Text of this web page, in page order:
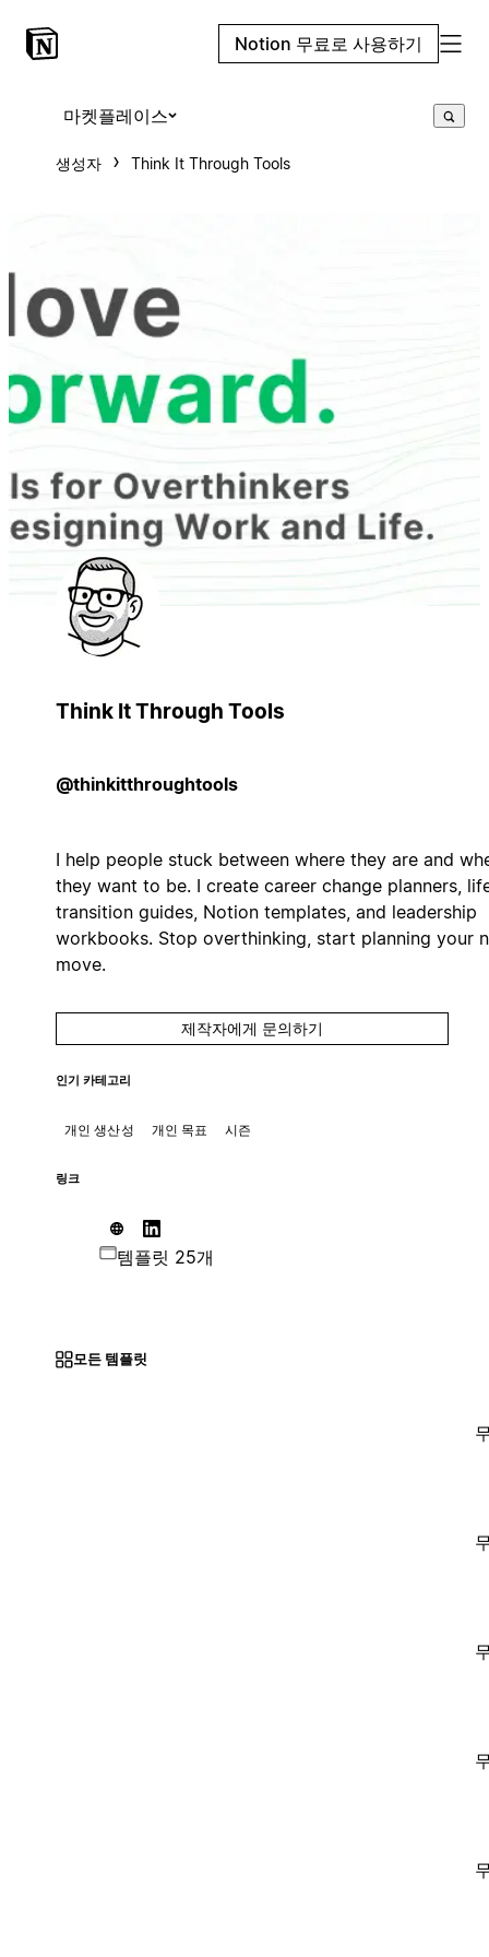
Notion 무료로 사용하기
마켓플레이스
생성자 Think It Through Tools
Think It Through Tools
@thinkitthroughtools
I help people stuck between where they are and
they want to be. I create career change planners,
transition guides, Notion templates, and leadership
workbooks. Stop overthinking, start planning your
move.
제작자에게 문의하기
인기 카테고리
개인 생산성 개인 목표 시즌
링크
템플릿 25개
모든 템플릿